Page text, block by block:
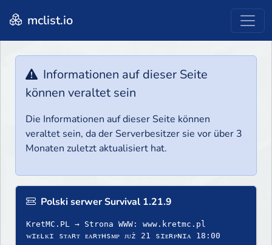
mclist.io
Informationen auf dieser Seite
können veraltet sein
Die Informationen auf dieser Seite können
veraltet sein, da der Serverbesitzer sie vor über 3
Monaten zuletzt aktualisiert hat.
Polski serwer Survival 1.21.9
KretMC.PL → Strona WWW: www.kretmc.pl
ᴡɪᴇʟᴋɪ sᴛᴀʀᴛ ᴇᴀʀᴛʜsᴍᴘ ᴊᴜż 21 sɪᴇʀᴘɴɪᴀ 18:00